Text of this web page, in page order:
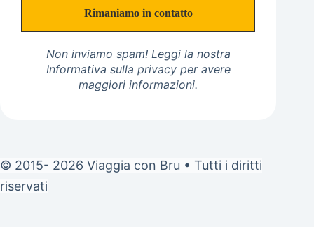
Non inviamo spam! Leggi la nostra
Informativa sulla privacyper avere
maggiori informazioni.
© 2015- 2026 Viaggia con Bru • Tutti i diritti
riservati